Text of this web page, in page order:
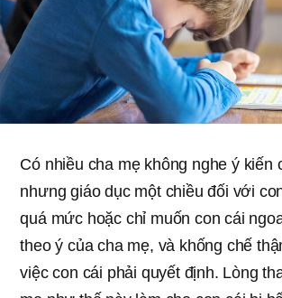
Có nhiều cha mẹ không nghe ý kiến
nhưng giáo dục một chiều đối với
quá mức hoặc chỉ muốn con cái
theo ý của cha mẹ, và khống chế
việc con cái phải quyết định. Lòng